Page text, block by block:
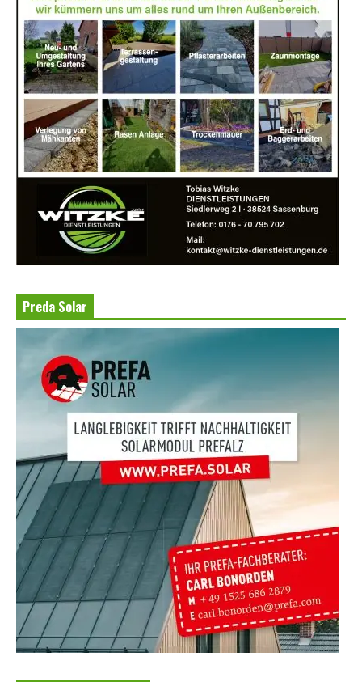
Preda Solar